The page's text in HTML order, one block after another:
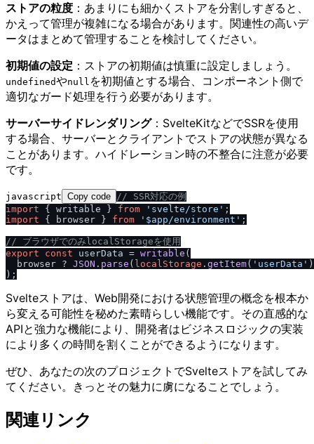
ストアの粒度 ：あまりにも細かくストアを分割しすぎると、
かえって管理が複雑になる場合があります。関連性の高いデ
ータはまとめて管理することを検討してください。
初期値の設定 ：ストアの初期値は慎重に設定しましょう。
undefinedやnull を初期値とする場合、コンポーネント側で
適切なガード処理を行う必要があります。
サーバーサイドレンダリング：SvelteKitなどでSSRを使用
する場合、サーバーとクライアントでストアの状態が異なる
ことがあります。ハイドレーション時の不整合に注意が必要
です。
javascript Copy code // SSR対応の例
import { writable } from 'svelte/store'
import { browser } from '$app/environment' ;
// ブラウザでのみlocalStorageを使用
export
const userData = writable (
  browser ?
JSON . parse ( localStorage . getItem( 'userData'
Svelteストアは、Web開発における状態管理の概念を根本か
ら変える可能性を秘めた素晴らしい機能です。その直感的な
APIと強力な機能により、開発者はビジネスロジックの実装
により多くの時間を割くことができるようになります。
ぜひ、あなたの次のプロジェクトでSvelteストアを試してみ
てください。きっとその魅力に虜になることでしょう。
関連リンク